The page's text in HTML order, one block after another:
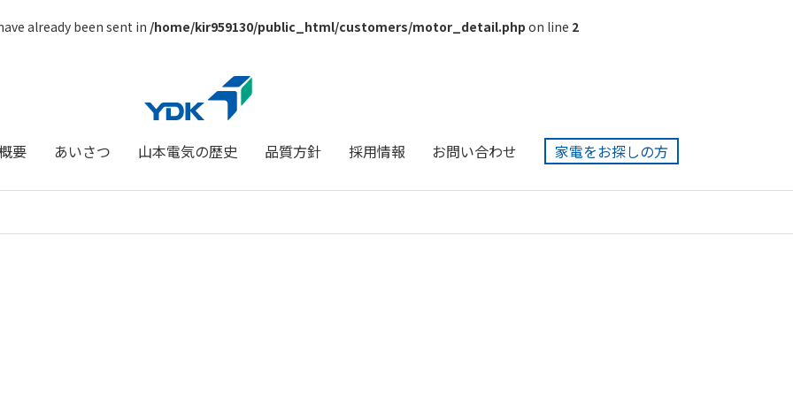
already been sent in /home/kir959130/public_html/customers/motor_detail.php on line 2
要 あいさつ 山本電気の歴史 品質方針 採用情報 お問い合わせ 家電をお探しの方